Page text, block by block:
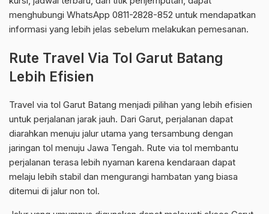
menghubungi WhatsApp 0811-2828-852 untuk mendapatkan
informasi yang lebih jelas sebelum melakukan pemesanan.
Rute Travel Via Tol Garut Batang
Lebih Efisien
Travel via tol Garut Batang menjadi pilihan yang lebih efisien
untuk perjalanan jarak jauh. Dari Garut, perjalanan dapat
diarahkan menuju jalur utama yang tersambung dengan
jaringan tol menuju Jawa Tengah. Rute via tol membantu
perjalanan terasa lebih nyaman karena kendaraan dapat
melaju lebih stabil dan mengurangi hambatan yang biasa
ditemui di jalur non tol.